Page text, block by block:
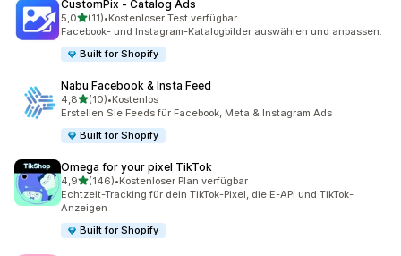
CustomPix ‑ Catalog Ads
5,0von 5 Sternen
(11)
11 Rezensionen insgesamt
•Kostenloser Test verfügbar
Facebook- und Instagram-Katalogbilder auswählen und anpassen.
Built for Shopify
Nabu Facebook & Insta Feed
4,8von 5 Sternen
(10)
10 Rezensionen insgesamt
•Kostenlos
Erstellen Sie Feeds für Facebook, Meta & Instagram Ads
Built for Shopify
Omega for your pixel TikTok
4,9von 5 Sternen
(146)
146 Rezensionen insgesamt
•Kostenloser Plan verfügbar
Echtzeit-Tracking für dein TikTok-Pixel, die E-API und TikTok-
Anzeigen
Built for Shopify